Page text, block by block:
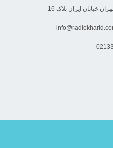
خیابان ایران پلاک 16